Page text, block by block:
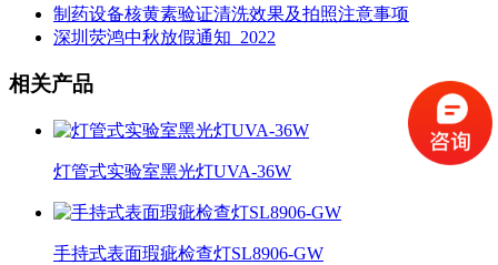
制药设备核黄素验证清洗效果及拍照注意事项
深圳荧鸿中秋放假通知_2022
相关产品
灯管式实验室黑光灯UVA-36W
手持式表面瑕疵检查灯SL8906-GW